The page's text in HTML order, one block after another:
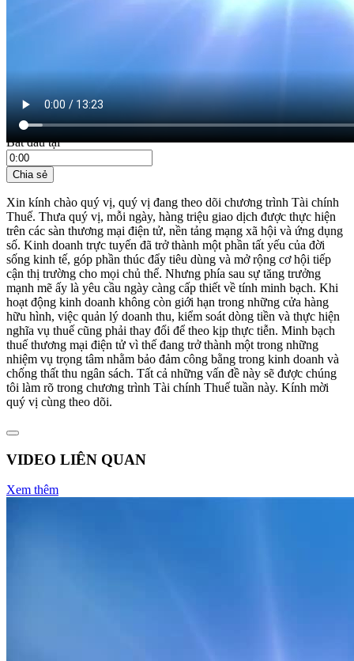
Bắt đầu tại
Chia sẻ
Xin kính chào quý vị, quý vị đang theo dõi chương trình Tài chính
Thuế. Thưa quý vị, mỗi ngày, hàng triệu giao dịch được thực hiện
trên các sàn thương mại điện tử, nền tảng mạng xã hội và ứng dụng
số. Kinh doanh trực tuyến đã trở thành một phần tất yếu của đời
sống kinh tế, góp phần thúc đẩy tiêu dùng và mở rộng cơ hội tiếp
cận thị trường cho mọi chủ thể. Nhưng phía sau sự tăng trưởng
mạnh mẽ ấy là yêu cầu ngày càng cấp thiết về tính minh bạch. Khi
hoạt động kinh doanh không còn giới hạn trong những cửa hàng
hữu hình, việc quản lý doanh thu, kiểm soát dòng tiền và thực hiện
nghĩa vụ thuế cũng phải thay đổi để theo kịp thực tiễn. Minh bạch
thuế thương mại điện tử vì thế đang trở thành một trong những
nhiệm vụ trọng tâm nhằm bảo đảm công bằng trong kinh doanh và
chống thất thu ngân sách. Tất cả những vấn đề này sẽ được chúng
tôi làm rõ trong chương trình Tài chính Thuế tuần này. Kính mời
quý vị cùng theo dõi.
VIDEO LIÊN QUAN
Xem thêm